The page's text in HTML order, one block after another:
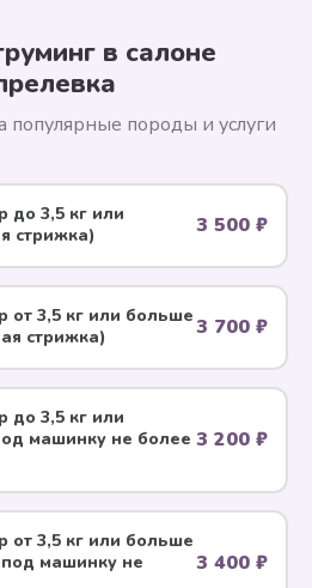
в салоне
породы и услуги
до 3,5 кг или
стрижка)
3 500 ₽
от 3,5 кг или больше
стрижка)
3 700 ₽
до 3,5 кг или
машинку не более 3 200 ₽
от 3,5 кг или больше
машинку не
3 400 ₽